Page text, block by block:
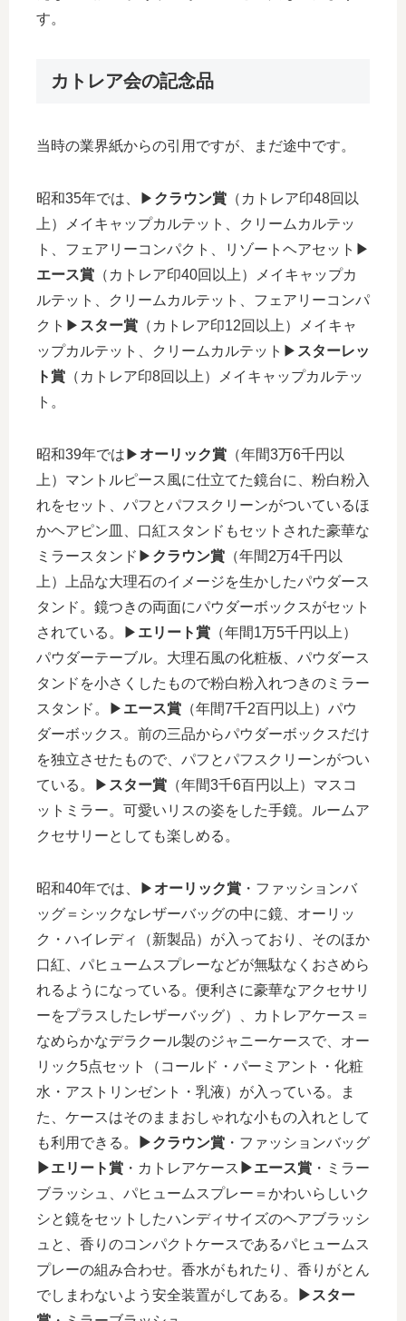
す。
カトレア会の記念品
当時の業界紙からの引用ですが、まだ途中です。
昭和35年では、▶︎ クラウン賞 （カトレア印48回以
上）メイキャップカルテット、クリームカルテッ
ト、フェアリーコンパクト、リゾートヘアセット▶︎
エース賞 （カトレア印40回以上）メイキャップカ
ルテット、クリームカルテット、フェアリーコンパ
クト▶︎ スター賞 （カトレア印12回以上）メイキャ
ップカルテット、クリームカルテット▶︎ スターレッ
ト賞 （カトレア印8回以上）メイキャップカルテッ
ト。
昭和39年では▶︎ オーリック賞 （年間3万6千円以
上）マントルピース風に仕立てた鏡台に、粉白粉入
れをセット、パフとパフスクリーンがついているほ
かヘアピン皿、口紅スタンドもセットされた豪華な
ミラースタンド▶︎ クラウン賞 （年間2万4千円以
上）上品な大理石のイメージを生かしたパウダース
タンド。鏡つきの両面にパウダーボックスがセット
されている。▶︎ エリート賞 （年間1万5千円以上）
パウダーテーブル。大理石風の化粧板、パウダース
タンドを小さくしたもので粉白粉入れつきのミラー
スタンド。▶︎ エース賞 （年間7千2百円以上）パウ
ダーボックス。前の三品からパウダーボックスだけ
を独立させたもので、パフとパフスクリーンがつい
ている。▶︎ スター賞 （年間3千6百円以上）マスコ
ットミラー。可愛いリスの姿をした手鏡。ルームア
クセサリーとしても楽しめる。
昭和40年では、▶︎ オーリック賞 ・ファッションバ
ッグ＝シックなレザーバッグの中に鏡、オーリッ
ク・ハイレディ（新製品）が入っており、そのほか
口紅、パヒュームスプレーなどが無駄なくおさめら
れるようになっている。便利さに豪華なアクセサリ
ーをプラスしたレザーバッグ）、カトレアケース＝
なめらかなデラクール製のジャニーケースで、オー
リック5点セット（コールド・パーミアント・化粧
水・アストリンゼント・乳液）が入っている。ま
た、ケースはそのままおしゃれな小もの入れとして
も利用できる。
▶︎クラウン賞 ・ファッションバッグ
▶︎エリート賞 ・カトレアケース ▶︎エース賞 ・ミラー
ブラッシュ、パヒュームスプレー＝かわいらしいク
シと鏡をセットしたハンディサイズのヘアブラッシ
ュと、香りのコンパクトケースであるパヒュームス
プレーの組み合わせ。香水がもれたり、香りがとん
でしまわないよう安全装置がしてある。
▶︎スター